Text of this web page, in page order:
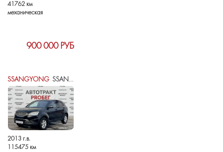
41762 км
механическая
900 000 РУБ
SSANGYONG SSANGYONG ACTYON II
2013 г.в.
115475 км